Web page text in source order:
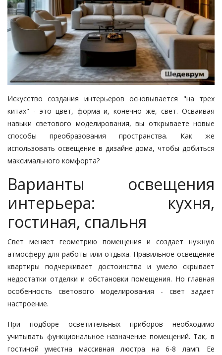
Искусство создания интерьеров основывается "на трех
китах" - это цвет, форма и, конечно же, свет. Осваивая
навыки светового моделирования, вы открываете новые
способы преобразования пространства. Как же
использовать освещение в дизайне дома, чтобы добиться
максимального комфорта?
Варианты освещения
интерьера: кухня,
гостиная, спальня
Свет меняет геометрию помещения и создает нужную
атмосферу для работы или отдыха. Правильное освещение
квартиры подчеркивает достоинства и умело скрывает
недостатки отделки и обстановки помещения. Но главная
особенность светового моделирования - свет задает
настроение.
При подборе осветительных приборов необходимо
учитывать функциональное назначение помещений. Так, в
гостиной уместна массивная люстра на 6-8 ламп. Ее